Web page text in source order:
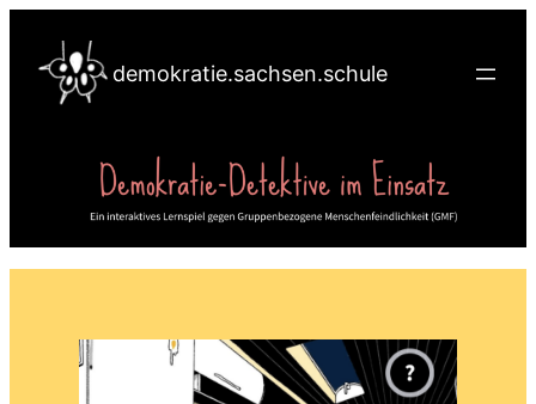
Inhalt
springen
demokratie.sachsen.schule